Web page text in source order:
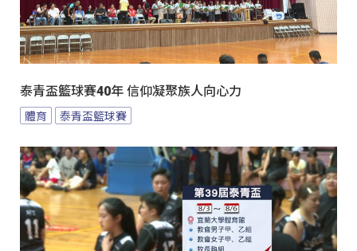
泰青盃籃球賽40年 信仰凝聚族人向心力
體育 泰青盃籃球賽